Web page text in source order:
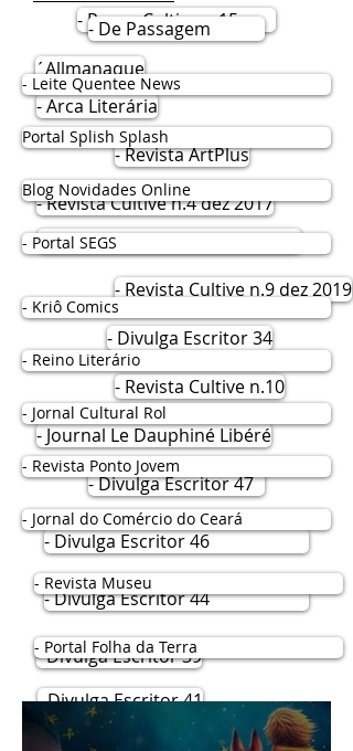
- Revue Cultive n.15
´Allmanaque
- Arca Literária
- Revista ArtPlus
- Revista Cultive n.4 dez 2017
- Catálogo Literário Cultive 2020
- Revista Cultive n.9 dez 2019
- Divulga Escritor 34
- Revista Cultive n.10
- Journal Le Dauphiné Libéré
- Divulga Escritor 47
- Divulga Escritor 46
- Divulga Escritor 44
- Divulga Escritor 39
- Divulga Escritor 41
- Divulga Escritor 43
- De Passagem
- Leite Quentee News
Portal Splish Splash
Blog Novidades Online
- Portal SEGS
- Kriô Comics
- Reino Literário
- Jornal Cultural Rol
- Revista Ponto Jovem
- Jornal do Comércio do Ceará
- Revista Museu
- Portal Folha da Terra